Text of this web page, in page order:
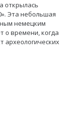
открылась
Эта небольшая
немецким
о времени, когда
археологических